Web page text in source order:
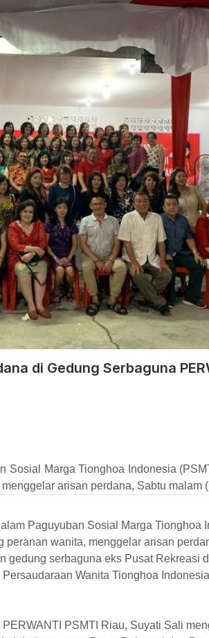
di Gedung Serbaguna
Sosial Marga Tionghoa Indonesia
arisan perdana, Sabtu malam
Paguyuban Sosial Marga Tionghoa
wanita, menggelar arisan
gedung serbaguna eks Pusat Rekreasi
Wanita Tionghoa Indonesia
PSMTI Riau, Suyati Sali